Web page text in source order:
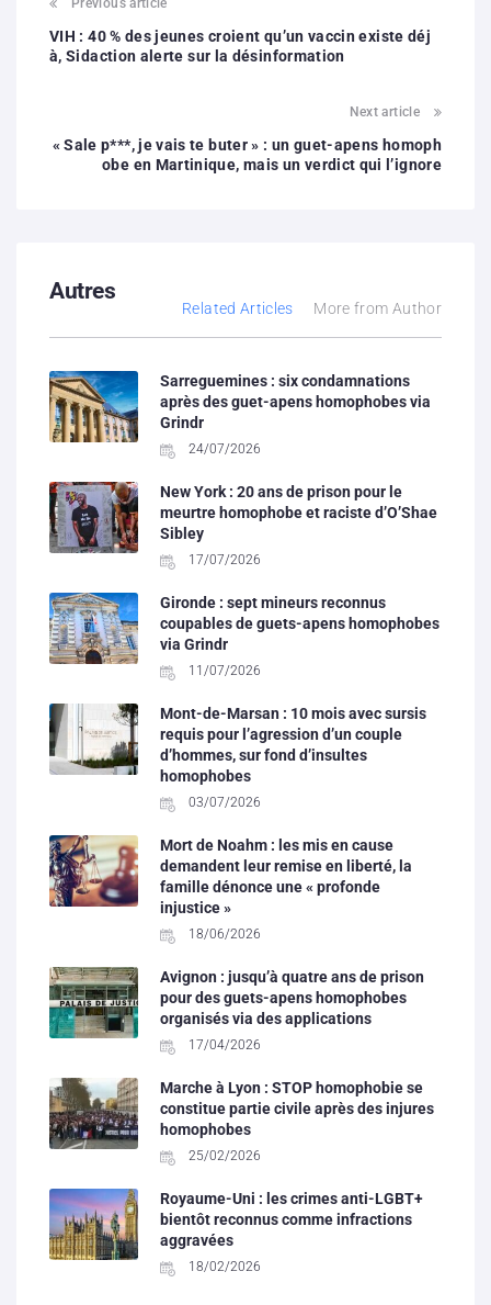
Previous article
VIH : 40 % des jeunes croient qu’un vaccin existe déj
à, Sidaction alerte sur la désinformation
Next article
« Sale p***, je vais te buter » : un guet-apens homoph
obe en Martinique, mais un verdict qui l’ignore
Autres
Related Articles More from Author
Sarreguemines : six condamnations
après des guet-apens homophobes via
Grindr
24/07/2026
New York : 20 ans de prison pour le
meurtre homophobe et raciste d’O’Shae
Sibley
17/07/2026
Gironde : sept mineurs reconnus
coupables de guets-apens homophobes
via Grindr
11/07/2026
Mont-de-Marsan : 10 mois avec sursis
requis pour l’agression d’un couple
d’hommes, sur fond d’insultes
homophobes
03/07/2026
Mort de Noahm : les mis en cause
demandent leur remise en liberté, la
famille dénonce une « profonde
injustice »
18/06/2026
Avignon : jusqu’à quatre ans de prison
pour des guets-apens homophobes
organisés via des applications
17/04/2026
Marche à Lyon : STOP homophobie se
constitue partie civile après des injures
homophobes
25/02/2026
Royaume-Uni : les crimes anti-LGBT+
bientôt reconnus comme infractions
aggravées
18/02/2026